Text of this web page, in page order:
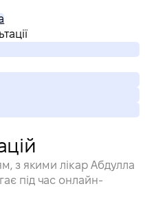
з якими лікар Абдулла
під час онлайн-